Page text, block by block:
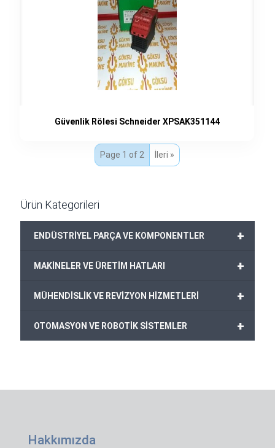
Güvenlik Rölesi Schneider XPSAK351144
Page 1 of 2 İleri »
Ürün Kategorileri
+
ENDÜSTRİYEL PARÇA VE KOMPONENTLER
+
MAKİNELER VE ÜRETİM HATLARI
+
MÜHENDİSLİK VE REVİZYON HİZMETLERİ
+
OTOMASYON VE ROBOTİK SİSTEMLER
Hakkımızda